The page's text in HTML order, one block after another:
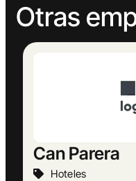
Otras
Europeu
Hoteles